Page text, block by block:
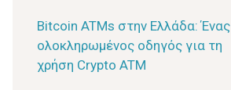
Bitcoin ATMs στην Ελλάδα: Ένας
ολοκληρωμένος οδηγός για τη
χρήση Crypto ATM